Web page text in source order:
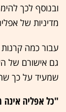
ובנוסף לכך
מדיניות של
עבור כמה
גם אישורם של
שמעיד על כך
"כל אפליה אינה